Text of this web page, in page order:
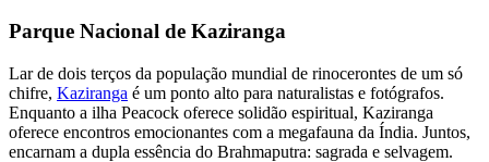
Parque Nacional de Kaziranga
Lar de dois terços da população mundial de rinocerontes de um só
chifre, Kaziranga é um ponto alto para naturalistas e fotógrafos.
Enquanto a ilha Peacock oferece solidão espiritual, Kaziranga
oferece encontros emocionantes com a megafauna da Índia. Juntos,
encarnam a dupla essência do Brahmaputra: sagrada e selvagem.